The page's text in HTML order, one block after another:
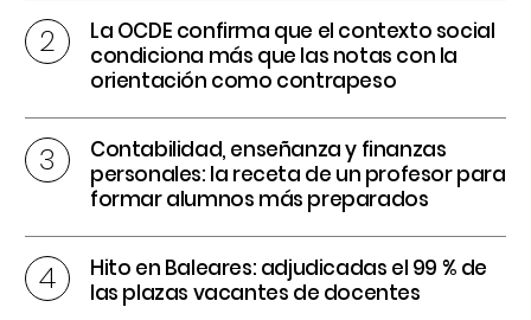
La OCDE confirma que el contexto social
condiciona más que las notas con la
orientación como contrapeso
Contabilidad, enseñanza y finanzas
personales: la receta de un profesor para
formar alumnos más preparados
Hito en Baleares: adjudicadas el 99 % de
las plazas vacantes de docentes